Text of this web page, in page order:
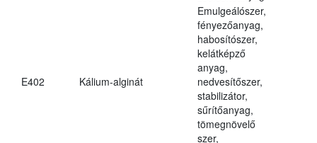
E402 Kálium-alginát
Emulgeálószer,
fényezőanyag,
habosítószer,
kelátképző
anyag,
nedvesítőszer,
stabilizátor,
sűrítőanyag,
tömegnövelő
szer,